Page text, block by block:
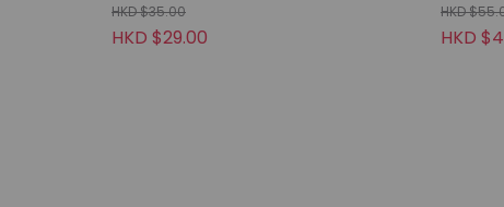
HKD $35.00
HKD $29.00
HKD
HKD